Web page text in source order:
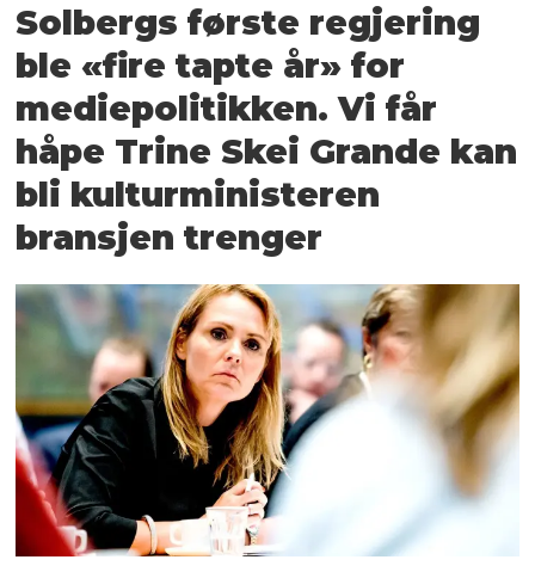
Solbergs første regjering
ble «fire tapte år» for
medie­politikken. Vi får
håpe Trine Skei Grande kan
bli kultur­ministeren
bransjen trenger